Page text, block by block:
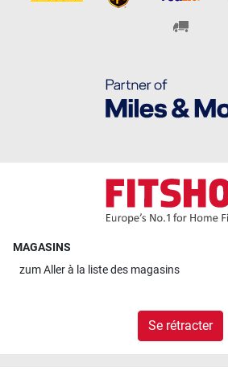
MAGASINS
zumAller à la liste des magasins
Se rétracter